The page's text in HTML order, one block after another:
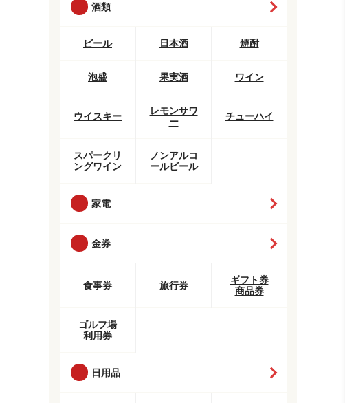
酒類
ビール 日本酒 焼酎
泡盛 果実酒 ワイン
ウイスキー
レモンサワ
ー
チューハイ
スパークリ
ングワイン
ノンアルコ
ールビール
家電
金券
食事券 旅行券
ギフト券
商品券
ゴルフ場
利用券
日用品